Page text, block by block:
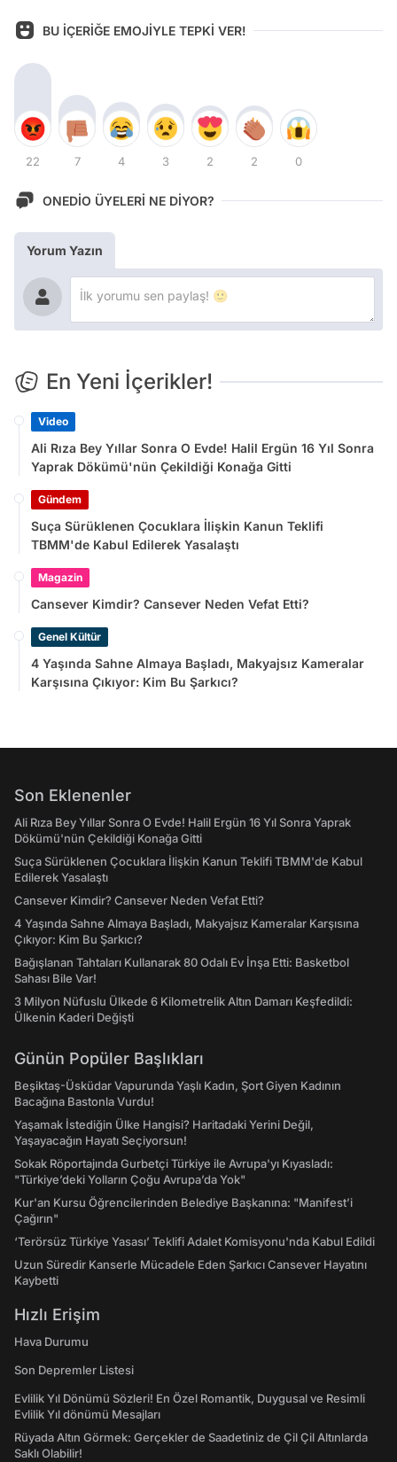
BU İÇERİĞE EMOJİYLE TEPKİ VER!
22 7 4 3 2 2 0
ONEDİO ÜYELERİ NE DİYOR?
Yorum Yazın
En Yeni İçerikler!
Video
Ali Rıza Bey Yıllar Sonra O Evde! Halil Ergün 16 Yıl Sonra
Yaprak Dökümü'nün Çekildiği Konağa Gitti
Gündem
Suça Sürüklenen Çocuklara İlişkin Kanun Teklifi
TBMM'de Kabul Edilerek Yasalaştı
Magazin
Cansever Kimdir? Cansever Neden Vefat Etti?
Genel Kültür
4 Yaşında Sahne Almaya Başladı, Makyajsız Kameralar
Karşısına Çıkıyor: Kim Bu Şarkıcı?
Son Eklenenler
Ali Rıza Bey Yıllar Sonra O Evde! Halil Ergün 16 Yıl Sonra Yaprak
Dökümü'nün Çekildiği Konağa Gitti
Suça Sürüklenen Çocuklara İlişkin Kanun Teklifi TBMM'de Kabul
Edilerek Yasalaştı
Cansever Kimdir? Cansever Neden Vefat Etti?
4 Yaşında Sahne Almaya Başladı, Makyajsız Kameralar Karşısına
Çıkıyor: Kim Bu Şarkıcı?
Bağışlanan Tahtaları Kullanarak 80 Odalı Ev İnşa Etti: Basketbol
Sahası Bile Var!
3 Milyon Nüfuslu Ülkede 6 Kilometrelik Altın Damarı Keşfedildi:
Ülkenin Kaderi Değişti
Günün Popüler Başlıkları
Beşiktaş-Üsküdar Vapurunda Yaşlı Kadın, Şort Giyen Kadının
Bacağına Bastonla Vurdu!
Yaşamak İstediğin Ülke Hangisi? Haritadaki Yerini Değil,
Yaşayacağın Hayatı Seçiyorsun!
Sokak Röportajında Gurbetçi Türkiye ile Avrupa'yı Kıyasladı:
"Türkiye’deki Yolların Çoğu Avrupa’da Yok"
Kur'an Kursu Öğrencilerinden Belediye Başkanına: "Manifest’i
Çağırın"
‘Terörsüz Türkiye Yasası’ Teklifi Adalet Komisyonu'nda Kabul Edildi
Uzun Süredir Kanserle Mücadele Eden Şarkıcı Cansever Hayatını
Kaybetti
Hızlı Erişim
Hava Durumu
Son Depremler Listesi
Evlilik Yıl Dönümü Sözleri! En Özel Romantik, Duygusal ve Resimli
Evlilik Yıl dönümü Mesajları
Rüyada Altın Görmek: Gerçekler de Saadetiniz de Çil Çil Altınlarda
Saklı Olabilir!